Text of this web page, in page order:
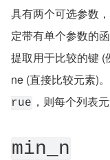
具有两个可选参数
定带有单个参数的
提取用于比较的键 (
ne (直接比较元素)。
rue ，则每个列表
min_n